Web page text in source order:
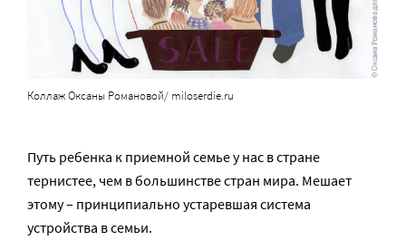
Коллаж Оксаны Романовой/ miloserdie.ru
Путь ребенка к приемной семье у нас в стране
тернистее, чем в большинстве стран мира. Мешает
этому – принципиально устаревшая система
устройства в семьи.